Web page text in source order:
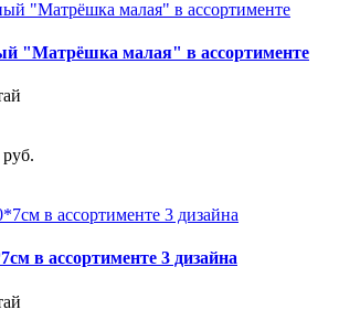
"Матрёшка малая" в ассортименте
руб.
в ассортименте 3 дизайна